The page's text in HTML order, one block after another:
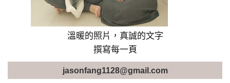
溫暖的照片，真誠的文字
撰寫每一頁
jasonfang1128@gmail.com